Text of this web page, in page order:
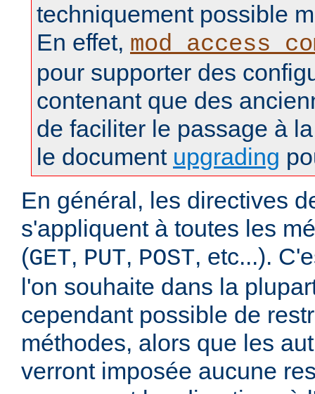
techniquement possible
En effet,
pour supporter des
contenant que des
de faciliter le passage à
le document upgrading
En général, les directives
s'appliquent à toutes les
(GET, PUT, POST, etc...).
l'on souhaite dans la
cependant possible de
méthodes, alors que les
verront imposée aucune